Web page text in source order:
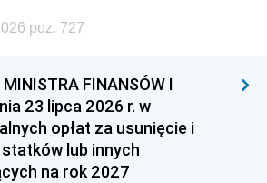
poz. 727
FINANSÓW I
23 lipca 2026 r. w
opłat za usunięcie i
lub innych
na rok 2027